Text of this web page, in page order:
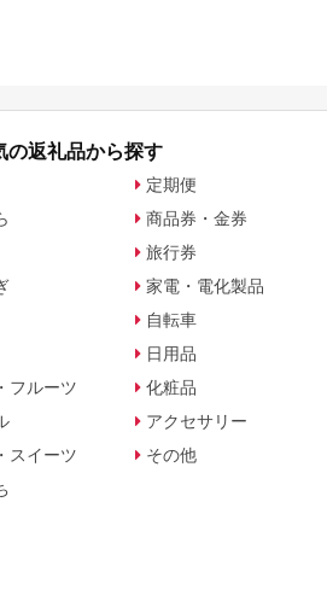
フ…宮崎県都
の返礼品から探す
フルーツ
スイーツ
定期便
商品券・金券
旅行券
家電・電化製品
自転車
日用品
化粧品
アクセサリー
その他